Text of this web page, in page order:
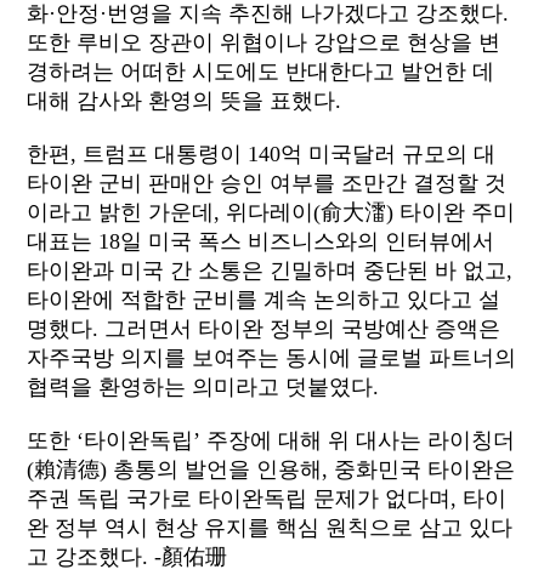
화·안정·번영을 지속 추진해 나가겠다고 강조했다.
또한 루비오 장관이 위협이나 강압으로 현상을 변
경하려는 어떠한 시도에도 반대한다고 발언한 데
대해 감사와 환영의 뜻을 표했다.
한편, 트럼프 대통령이 140억 미국달러 규모의 대
타이완 군비 판매안 승인 여부를 조만간 결정할 것
이라고 밝힌 가운데, 위다레이(俞大㵢) 타이완 주미
대표는 18일 미국 폭스 비즈니스와의 인터뷰에서
타이완과 미국 간 소통은 긴밀하며 중단된 바 없고,
타이완에 적합한 군비를 계속 논의하고 있다고 설
명했다. 그러면서 타이완 정부의 국방예산 증액은
자주국방 의지를 보여주는 동시에 글로벌 파트너의
협력을 환영하는 의미라고 덧붙였다.
또한 ‘타이완독립’ 주장에 대해 위 대사는 라이칭더
(賴清德) 총통의 발언을 인용해, 중화민국 타이완은
주권 독립 국가로 타이완독립 문제가 없다며, 타이
완 정부 역시 현상 유지를 핵심 원칙으로 삼고 있다
고 강조했다. -顏佑珊